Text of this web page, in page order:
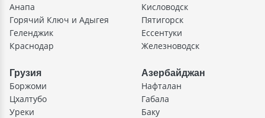
Анапа
Горячий Ключ и Адыгея
Геленджик
Краснодар
Кисловодск
Пятигорск
Ессентуки
Железноводск
Грузия
Боржоми
Цхалтубо
Уреки
Азербайджан
Нафталан
Габала
Баку